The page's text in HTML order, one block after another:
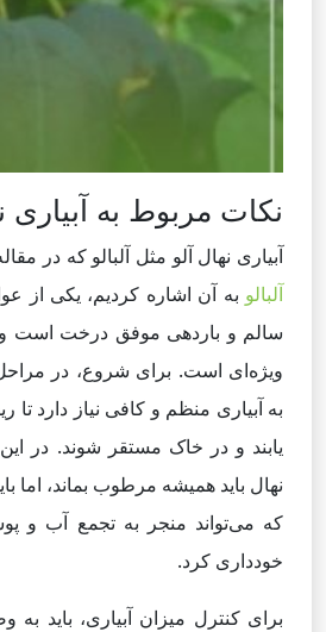
نکات مربوط به آبیاری
آبیاری نهال آلو مثل آلبالو که در
آلبالو به آن اشاره کردیم، یکی از
سالم و باردهی موفق درخت است و
ویژه‌ای است. برای شروع، در مراحل
به آبیاری منظم و کافی نیاز دارد
یابند و در خاک مستقر شوند. در
نهال باید همیشه مرطوب بماند، اما
که می‌تواند منجر به تجمع آب و
خودداری کرد.
برای کنترل میزان آبیاری، باید